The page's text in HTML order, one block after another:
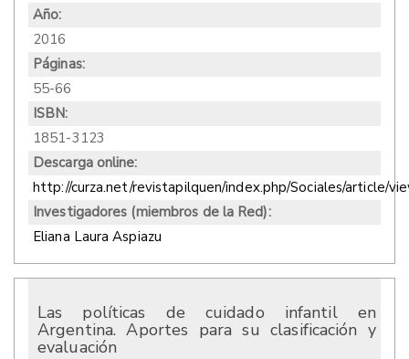
Año:
2016
Páginas:
55-66
ISBN:
1851-3123
Descarga online:
http://curza.net/revistapilquen/index.php/Sociales/article/
Investigadores (miembros de la Red):
Eliana Laura Aspiazu
Las políticas de cuidado infantil en
Argentina. Aportes para su clasificación y
evaluación